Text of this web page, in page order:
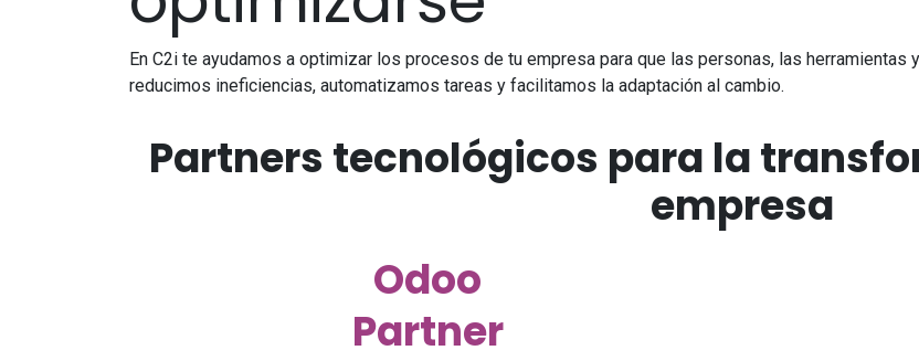
En C2i te ayudamos a optimizar los procesos de tu empresa para que las personas, las herramientas
reducimos ineficiencias, automatizamos tareas y facilitamos la adaptación al cambio.
Partners tecnológicos para la
empresa
Odoo
Partner